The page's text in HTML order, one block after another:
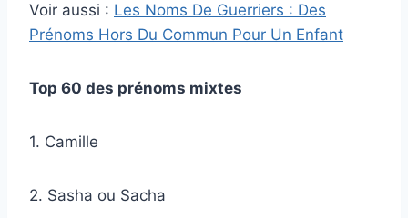
Voir aussi : Les Noms De Guerriers : Des
Prénoms Hors Du Commun Pour Un Enfant
Top 60 des prénoms mixtes
1. Camille
2. Sasha ou Sacha